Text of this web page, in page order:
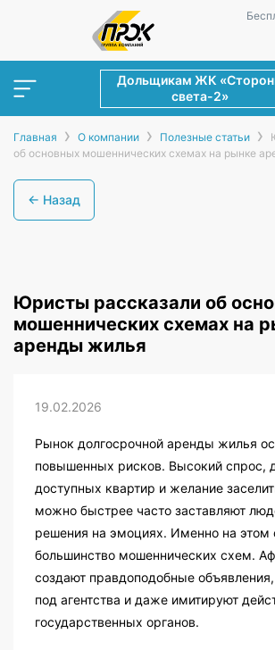
Дольщикам ЖК
света-2»
Главная › О компании › Полезные статьи ›
об основных мошеннических схемах на рынке
← Назад
Юристы рассказали об
мошеннических схемах на
аренды жилья
19.02.2026
Рынок долгосрочной аренды жилья
повышенных рисков. Высокий спрос,
доступных квартир и желание
можно быстрее часто заставляют
решения на эмоциях. Именно на этом
большинство мошеннических схем.
создают правдоподобные
под агентства и даже имитируют
государственных органов.